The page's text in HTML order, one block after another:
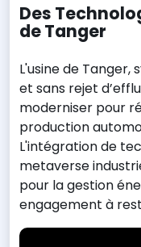
Des
de Tanger
L'usine de
et sans rejet
moderniser pour
production
L'intégration de
metaverse
pour la gestion
engagement à